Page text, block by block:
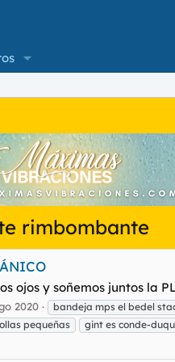
rimbombante
ojos y soñemos juntos la
2020 bandeja mps el bedel
pequeñas
gint es conde-